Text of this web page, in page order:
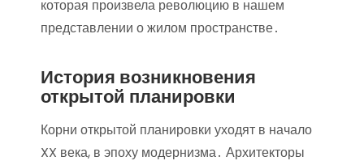
которая произвела революцию в нашем
представлении о жилом пространстве․
История возникновения
открытой планировки
Корни открытой планировки уходят в начало
XX века, в эпоху модернизма․ Архитекторы